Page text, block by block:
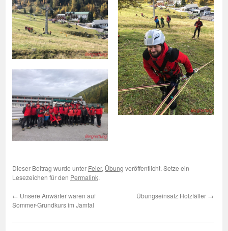
Dieser Beitrag wurde unter Feier, Übung veröffentlicht. Setze ein
Lesezeichen für den Permalink.
← Unsere Anwärter waren auf
Sommer-Grundkurs im Jamtal
Übungseinsatz Holzfäller →